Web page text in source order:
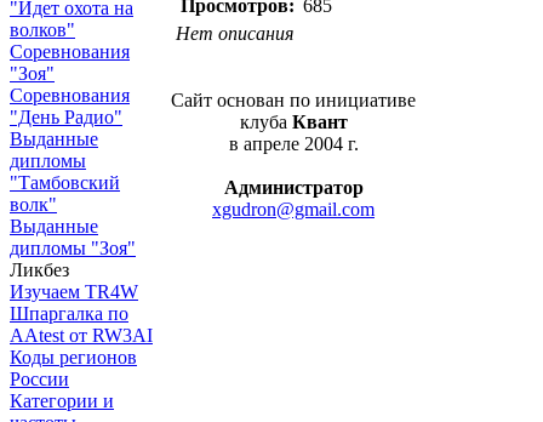
"Идет охота на
волков"
Соревнования
"Зоя"
Соревнования
"День Радио"
Выданные
дипломы
"Тамбовский
волк"
Выданные
дипломы "Зоя"
Ликбез
Изучаем TR4W
Шпаргалка по
AAtest от RW3AI
Коды регионов
России
Категории и
Просмотров: 685
Нет описания
Сайт основан по инициативе
клуба Квант
в апреле 2004 г.
Администратор
xgudron@gmail.com